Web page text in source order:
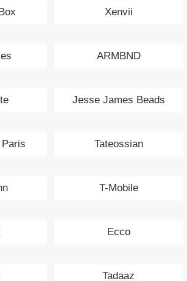
Xenvii
ARMBND
Jesse James Beads
Tateossian
T-Mobile
Ecco
Tadaaz